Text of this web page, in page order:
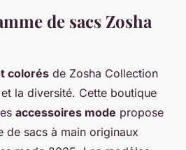
de sacs Zosha
colorés de Zosha Collection
la diversité. Cette boutique
accessoires mode propose
de sacs à main originaux